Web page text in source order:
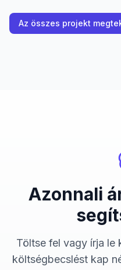
Az összes projekt
Azonnali
Töltse fel vagy írja le
költségbecslést kap